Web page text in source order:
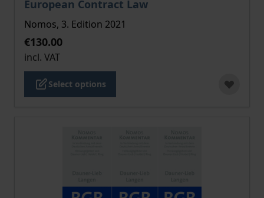
European Contract Law
Nomos, 3. Edition 2021
€130.00
incl. VAT
Select options